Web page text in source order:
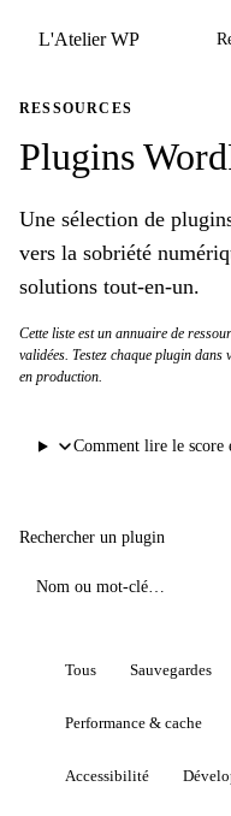
L'Atelier WP
RESSOURCES
Plugins
Une sélection de
vers la sobriété
solutions tout-en-un.
Cette liste est un annuaire de
validées. Testez chaque plugin
en production.
Comment lire le score
Rechercher un plugin
Tous Sauvegardes
Performance & cache
Accessibilité